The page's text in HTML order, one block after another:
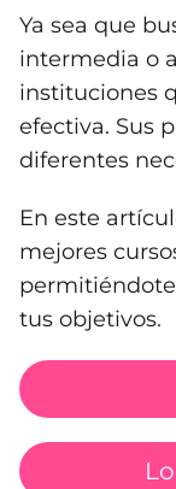
Ya sea que
intermedia o
instituciones
efectiva. Sus
diferentes
En este
mejores
tus objetivos.